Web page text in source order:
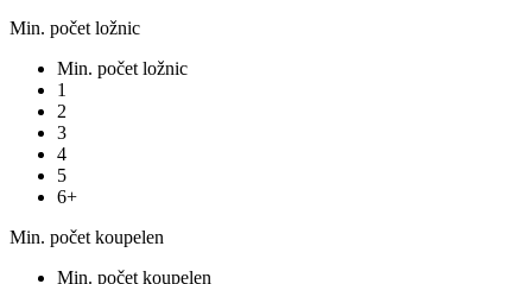
Min. počet ložnic
Min. počet ložnic
1
2
3
4
5
6+
Min. počet koupelen
Min. počet koupelen